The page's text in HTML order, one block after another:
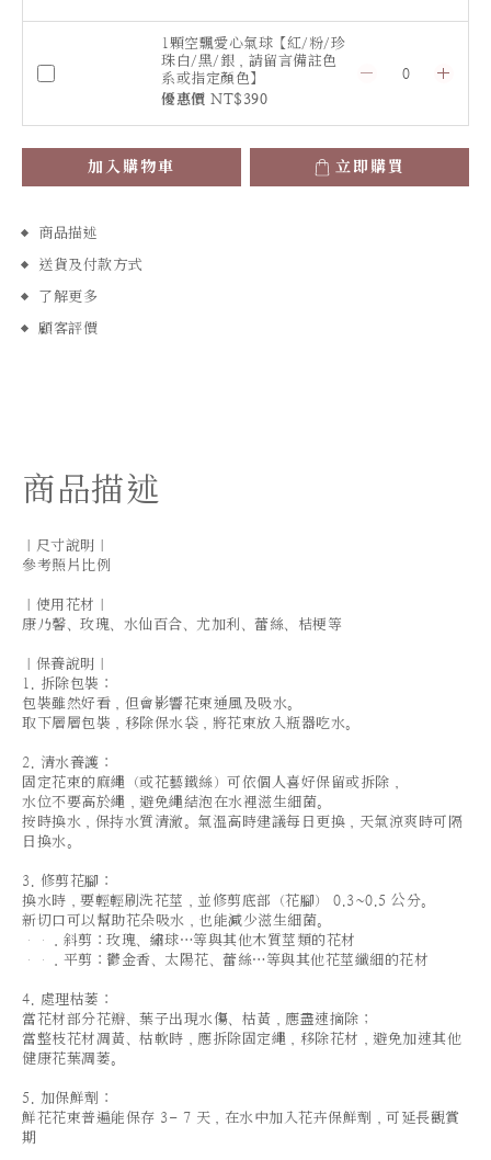
1顆空飄愛心氣球【紅/粉/珍
珠白/黑/銀，請留言備註色
系或指定顏色】
優惠價 NT$390
加入購物車 立即購買
商品描述
送貨及付款方式
了解更多
顧客評價
商品描述
｜尺寸說明｜
參考照片比例
｜使用花材｜
康乃馨、玫瑰、水仙百合、尤加利、蕾絲、桔梗等
｜保養說明｜
1. 拆除包裝：
包裝雖然好看，但會影響花束通風及吸水。
取下層層包裝，移除保水袋，將花束放入瓶器吃水。
2. 清水養護：
固定花束的麻繩（或花藝鐵絲）可依個人喜好保留或拆除，
水位不要高於繩，避免繩結泡在水裡滋生細菌。
按時換水，保持水質清澈。氣溫高時建議每日更換，天氣涼爽時可隔
日換水。
3. 修剪花腳：
換水時，要輕輕刷洗花莖，並修剪底部（花腳） 0.3~0.5 公分。
新切口可以幫助花朵吸水，也能減少滋生細菌。
．斜剪：玫瑰、繡球…等與其他木質莖類的花材
．平剪：鬱金香、太陽花、蕾絲…等與其他花莖纖細的花材
4. 處理枯萎：
當花材部分花瓣、葉子出現水傷、枯黃，應盡速摘除；
當整枝花材凋黃、枯軟時，應拆除固定繩，移除花材，避免加速其他
健康花葉凋萎。
5. 加保鮮劑：
鮮花花束普遍能保存 3- 7 天，在水中加入花卉保鮮劑，可延長觀賞
期